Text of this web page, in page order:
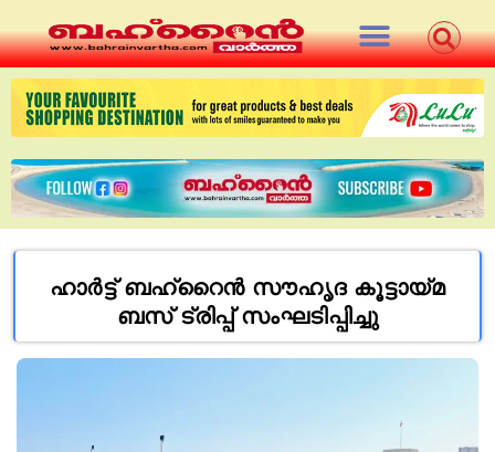
ഹാർട്ട് ബഹ്‌റൈൻ സൗഹൃദ കൂട്ടായ്മ
ബസ് ട്രിപ്പ്‌ സംഘടിപ്പിച്ചു